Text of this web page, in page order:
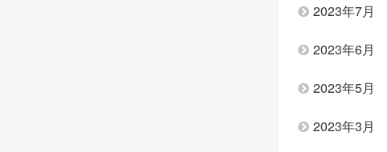
2023年7月
2023年6月
2023年5月
2023年3月